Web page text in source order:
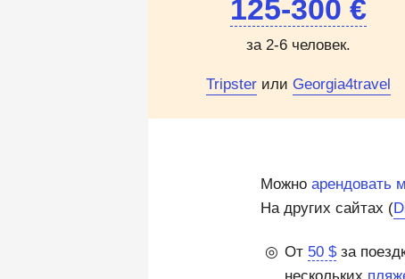
125-300 €
за 2-6 человек.
Tripster или Georgia4travel
Можно арендовать
На других сайтах (
От 50 $за